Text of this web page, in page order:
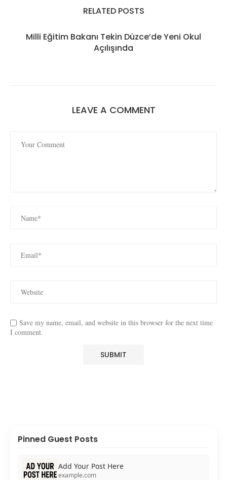
RELATED POSTS
Milli Eğitim Bakanı Tekin Düzce’de Yeni Okul
Açılışında
LEAVE A COMMENT
Save my name, email, and website in this browser for the next time
I comment.
Pinned Guest Posts
Add Your Post Here
example.com